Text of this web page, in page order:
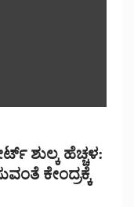
ಶುಲ್ಕ ಹೆಚ್ಚಳ:
ಕೇಂದ್ರಕ್ಕೆ